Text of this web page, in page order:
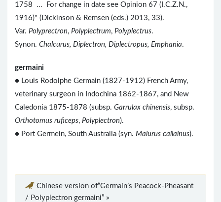
1758 ... For change in date see Opinion 67 (I.C.Z.N.,
1916)" (Dickinson & Remsen (eds.) 2013, 33).
Var. Polyprectron, Polyplectrum, Polyplectrus.
Synon. Chalcurus, Diplectron, Diplectropus, Emphania.
germaini
● Louis Rodolphe Germain (1827-1912) French Army,
veterinary surgeon in Indochina 1862-1867, and New
Caledonia 1875-1878 (subsp. Garrulax chinensis, subsp.
Orthotomus ruficeps, Polyplectron).
● Port Germein, South Australia (syn. Malurus callainus).
Chinese version of“Germain’s Peacock-Pheasant
/ Polyplectron germaini” »